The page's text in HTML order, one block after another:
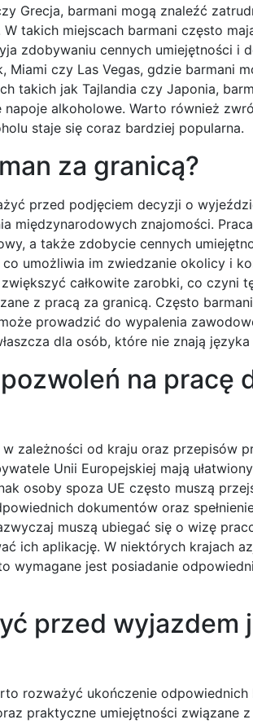
Grecja, barmani mogą znaleźć
takich miejscach barmani często
zdobywaniu cennych umiejętności i
czy Las Vegas, gdzie barmani
takich jak Tajlandia czy Japonia,
alkoholowe. Warto również
staje się coraz bardziej popularna.
za granicą?
przed podjęciem decyzji o
międzynarodowych znajomości.
a także zdobycie cennych
umożliwia im zwiedzanie okolicy i
całkowite zarobki, co czyni
z pracą za granicą. Często
prowadzić do wypalenia
dla osób, które nie znają języka
na pracę
zależności od kraju oraz przepisów
Unii Europejskiej mają
osoby spoza UE często muszą
dokumentów oraz
muszą ubiegać się o wizę
ich aplikację. W niektórych krajach
wymagane jest posiadanie
przed wyjazdem
rozważyć ukończenie odpowiednich
praktyczne umiejętności związane